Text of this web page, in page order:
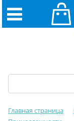
Главная страница